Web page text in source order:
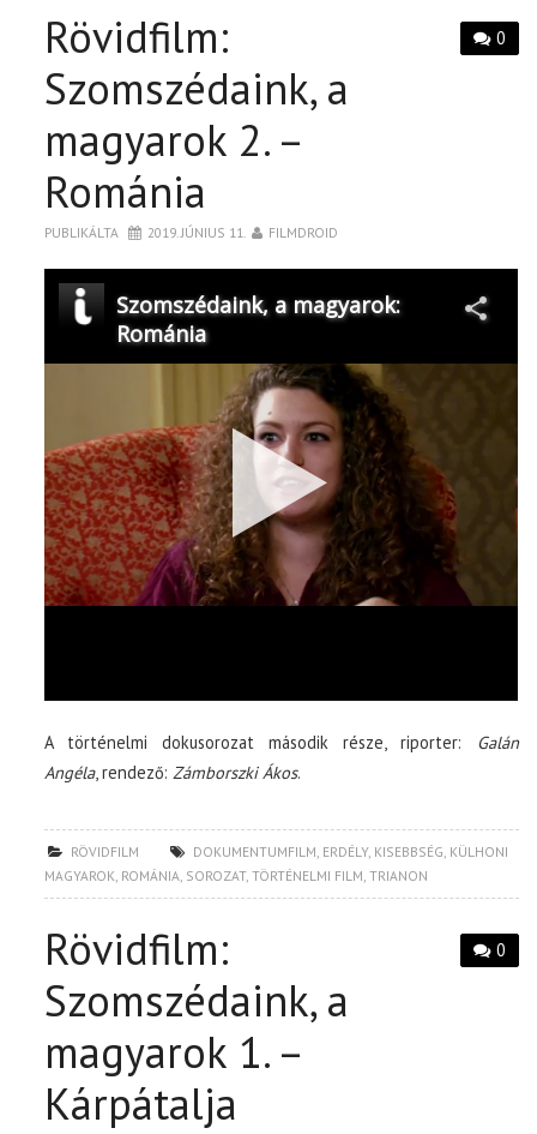
0
Rövidfilm:
Szomszédaink, a
magyarok 2. –
Románia
PUBLIKÁLTA 2019. JÚNIUS 11. FILMDROID
A történelmi dokusorozat második része, riporter: Galán
Angéla, rendező:Zámborszki Ákos.
RÖVIDFILM DOKUMENTUMFILM, ERDÉLY, KISEBBSÉG, KÜLHONI
MAGYAROK, ROMÁNIA, SOROZAT,TÖRTÉNELMI FILM,TRIANON
0
Rövidfilm:
Szomszédaink, a
magyarok 1. –
Kárpátalja